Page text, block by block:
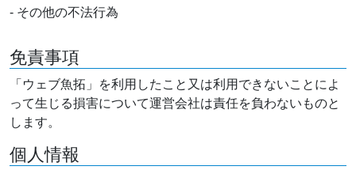
- その他の不法行為
免責事項
「ウェブ魚拓」を利用したこと又は利用できないことによ
って生じる損害について運営会社は責任を負わないものと
します。
個人情報